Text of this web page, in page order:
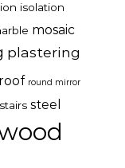
isolation
mosaic
plastering
roof round mirror
stairs steel